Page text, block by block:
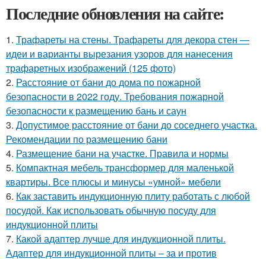
Последние обновления на сайте:
1. Трафареты на стены. Трафареты для декора стен —
идеи и варианты вырезания узоров для нанесения
трафаретных изображений (125 фото)
2. Расстояние от бани до дома по пожарной
безопасности в 2022 году. Требования пожарной
безопасности к размещению бань и саун
3. Допустимое расстояние от бани до соседнего участка.
Рекомендации по размещению бани
4. Размещение бани на участке. Правила и нормы
5. Компактная мебель трансформер для маленькой
квартиры. Все плюсы и минусы «умной» мебели
6. Как заставить индукционную плиту работать с любой
посудой. Как использовать обычную посуду для
индукционной плиты
7. Какой адаптер лучше для индукционной плиты.
Адаптер для индукционной плиты – за и против